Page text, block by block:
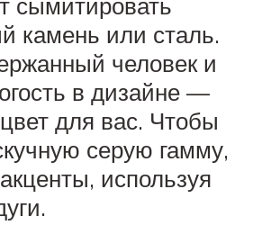
камень или сталь.
человек и
в дизайне —
для вас. Чтобы
серую гамму,
используя